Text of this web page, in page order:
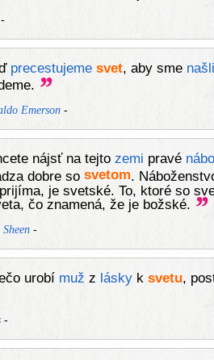
precestujeme svet, aby sme našli
Emerson-
nájsť na tejto zemi pravé
dobre so svetom .
je svetské. To, ktoré so
čo znamená, že je božské.
-
urobí muž z láskyk svetu,
-